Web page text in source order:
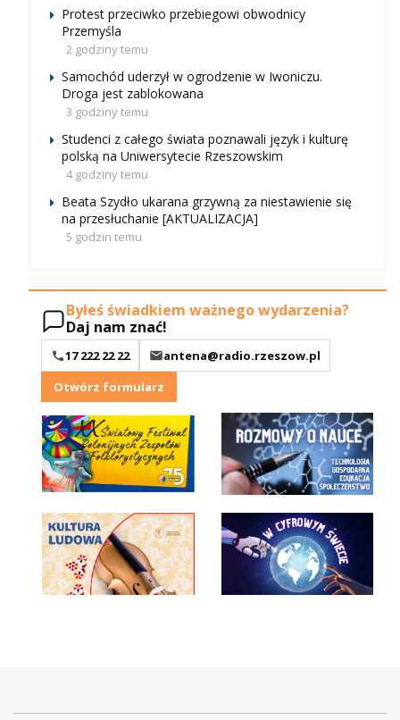
Protest przeciwko przebiegowi obwodnicy
Przemyśla
2 godziny temu
Samochód uderzył w ogrodzenie w Iwoniczu.
Droga jest zablokowana
3 godziny temu
Studenci z całego świata poznawali język i kulturę
polską na Uniwersytecie Rzeszowskim
4 godziny temu
Beata Szydło ukarana grzywną za niestawienie się
na przesłuchanie [AKTUALIZACJA]
5 godzin temu
Byłeś świadkiem ważnego wydarzenia?
Daj nam znać!
17 222 22 22
antena@radio.rzeszow.pl
Otwórz formularz